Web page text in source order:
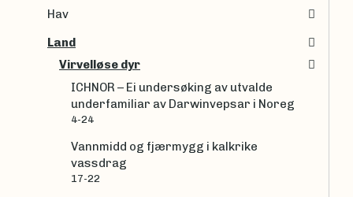
Hav
Land
Virvelløse dyr
ICHNOR – Ei undersøking av utvalde
underfamiliar av Darwinvepsar i Noreg
4-24
Vannmidd og fjærmygg i kalkrike
vassdrag
17-22